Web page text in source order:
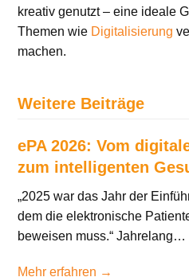
kreativ genutzt – eine ideale
Themen wie Digitalisierung
machen.
Weitere Beiträge
ePA 2026: Vom
zum intelligenten
„2025 war das Jahr der
dem die elektronische
beweisen muss.“ Jahrelang…
Mehr erfahren →